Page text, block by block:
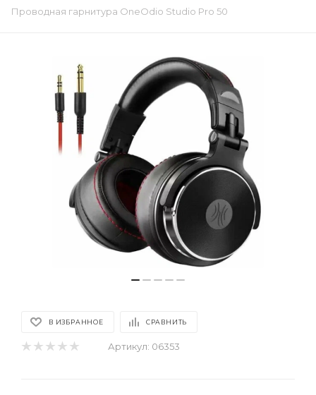
Проводная гарнитура OneOdio Studio Pro 50
В ИЗБРАННОЕ СРАВНИТЬ
Артикул: 06353